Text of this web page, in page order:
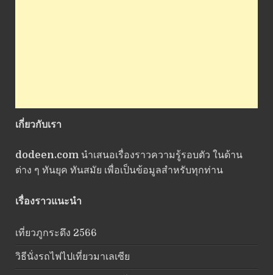
เกี่ยวกับเรา
dodeen.com นำเสนอเรื่องราวความรู้รอบตัว ในด้าน
ต่าง ๆ ทันยุค ทันสมัย เพื่อเป็นข้อมูลสำหรับทุกท่าน
เรื่องราวแนะนำ
เที่ยวภูกระดึง 2566
วิธีนั่งรถไฟไปเที่ยวมาเลเซีย